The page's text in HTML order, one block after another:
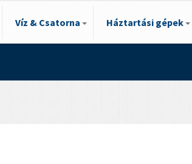
Víz & Csatorna Háztartási gépek